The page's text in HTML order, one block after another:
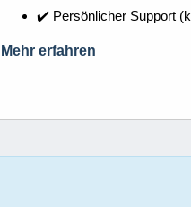
✔️ Persönlicher Support
Mehr erfahren